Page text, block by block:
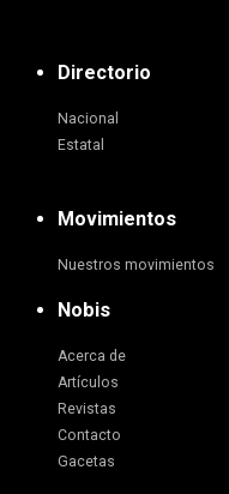
Directorio
Nacional
Estatal
Movimientos
Nuestros movimientos
Nobis
Acerca de
Artículos
Revistas
Contacto
Gacetas